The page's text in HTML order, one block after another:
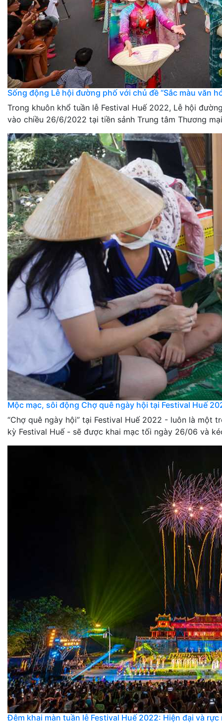
Sống động Lễ hội đường phố với chủ đề “Sắc màu văn
Trong khuôn khổ tuần lễ Festival Huế 2022, Lễ hội
vào chiều 26/6/2022 tại tiền sảnh Trung tâm Thương
Mộc mạc, sôi động Chợ quê ngày hội tại Festival Huế
“Chợ quê ngày hội” tại Festival Huế 2022 - luôn là một
kỳ Festival Huế - sẽ được khai mạc tối ngày 26/06 và
Đêm khai màn tuần lễ Festival Huế 2022: Hiện đại và rực